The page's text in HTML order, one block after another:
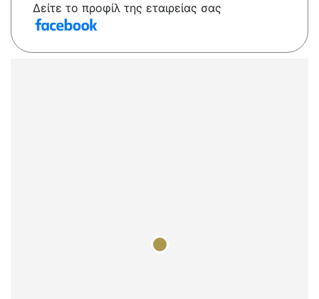
Δείτε το προφίλ της εταιρείας σας